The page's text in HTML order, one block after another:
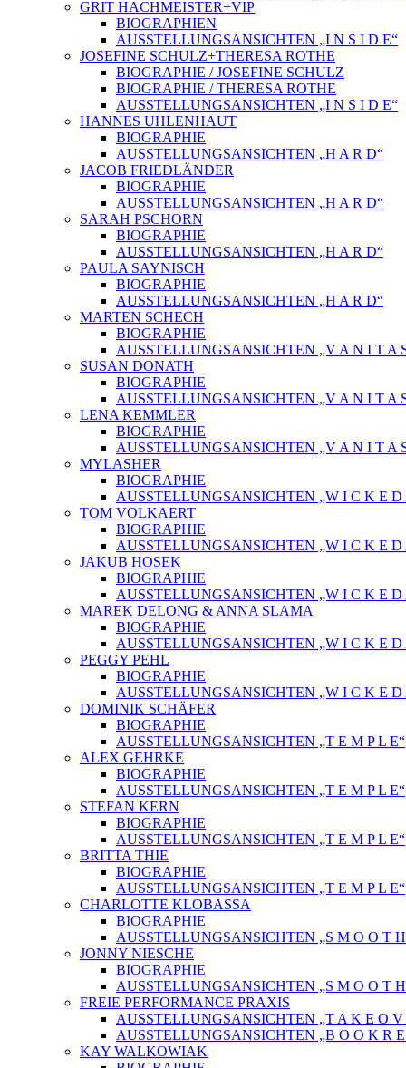
GRIT HACHMEISTER+VIP
BIOGRAPHIEN
AUSSTELLUNGSANSICHTEN „I N S I D E“
JOSEFINE SCHULZ+THERESA ROTHE
BIOGRAPHIE / JOSEFINE SCHULZ
BIOGRAPHIE / THERESA ROTHE
AUSSTELLUNGSANSICHTEN „I N S I D E“
HANNES UHLENHAUT
BIOGRAPHIE
AUSSTELLUNGSANSICHTEN „H A R D“
JACOB FRIEDLÄNDER
BIOGRAPHIE
AUSSTELLUNGSANSICHTEN „H A R D“
SARAH PSCHORN
BIOGRAPHIE
AUSSTELLUNGSANSICHTEN „H A R D“
PAULA SAYNISCH
BIOGRAPHIE
AUSSTELLUNGSANSICHTEN „H A R D“
MARTEN SCHECH
BIOGRAPHIE
AUSSTELLUNGSANSICHTEN „V A N I T A
SUSAN DONATH
BIOGRAPHIE
AUSSTELLUNGSANSICHTEN „V A N I T A
LENA KEMMLER
BIOGRAPHIE
AUSSTELLUNGSANSICHTEN „V A N I T A
MYLASHER
BIOGRAPHIE
AUSSTELLUNGSANSICHTEN „W I C K E D
TOM VOLKAERT
BIOGRAPHIE
AUSSTELLUNGSANSICHTEN „W I C K E D
JAKUB HOSEK
BIOGRAPHIE
AUSSTELLUNGSANSICHTEN „W I C K E D
MAREK DELONG & ANNA SLAMA
BIOGRAPHIE
AUSSTELLUNGSANSICHTEN „W I C K E D
PEGGY PEHL
BIOGRAPHIE
AUSSTELLUNGSANSICHTEN „W I C K E D
DOMINIK SCHÄFER
BIOGRAPHIE
AUSSTELLUNGSANSICHTEN „T E M P L E“
ALEX GEHRKE
BIOGRAPHIE
AUSSTELLUNGSANSICHTEN „T E M P L E“
STEFAN KERN
BIOGRAPHIE
AUSSTELLUNGSANSICHTEN „T E M P L E“
BRITTA THIE
BIOGRAPHIE
AUSSTELLUNGSANSICHTEN „T E M P L E“
CHARLOTTE KLOBASSA
BIOGRAPHIE
AUSSTELLUNGSANSICHTEN „S M O O T
JONNY NIESCHE
BIOGRAPHIE
AUSSTELLUNGSANSICHTEN „S M O O T
FREIE PERFORMANCE PRAXIS
AUSSTELLUNGSANSICHTEN „T A K E O V
AUSSTELLUNGSANSICHTEN „B O O K R E
KAY WALKOWIAK